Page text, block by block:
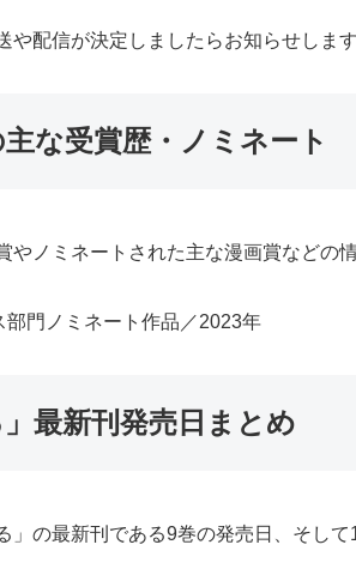
配信が決定しましたらお知らせします
な受賞歴・ノミネート
ノミネートされた主な漫画賞などの
部門ノミネート作品／2023年
最新刊発売日まとめ
の最新刊である9巻の発売日、そして